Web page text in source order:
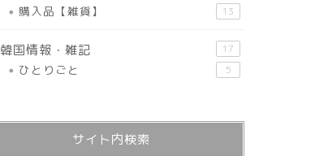
購入品【雑貨】 13
韓国情報・雑記 17
ひとりごと 5
サイト内検索